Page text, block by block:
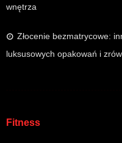
wnętrza
Złocenie bezmatrycowe:
luksusowych opakowań i
Fitness